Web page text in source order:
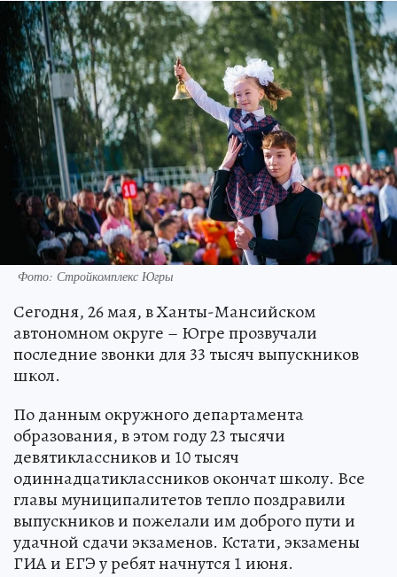
Фото: Стройкомплекс Югры
Сегодня, 26 мая, в Ханты-Мансийском
автономном округе – Югре прозвучали
последние звонки для 33 тысяч выпускников
школ.
По данным окружного департамента
образования, в этом году 23 тысячи
девятиклассников и 10 тысяч
одиннадцатиклассников окончат школу. Все
главы муниципалитетов тепло поздравили
выпускников и пожелали им доброго пути и
удачной сдачи экзаменов. Кстати, экзамены
ГИА и ЕГЭ у ребят начнутся 1 июня.